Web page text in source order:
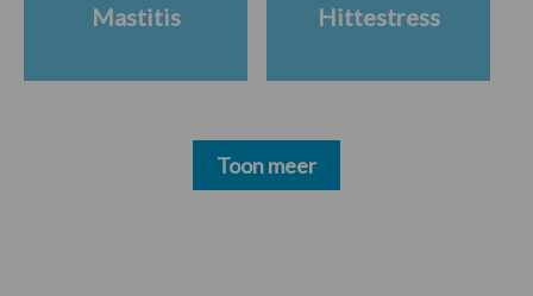
Mastitis Hittestress
Toon meer